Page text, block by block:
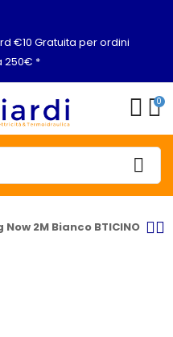
€10 Gratuita per ordini
250€ *
0
2M Bianco BTICINO